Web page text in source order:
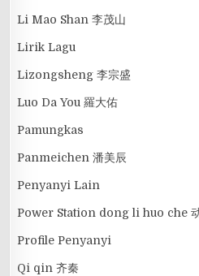
Li Mao Shan 李茂山
Lirik Lagu
Lizongsheng 李宗盛
Luo Da You 羅大佑
Pamungkas
Panmeichen 潘美辰
Penyanyi Lain
Power Station dong li huo che
Profile Penyanyi
Qi qin 齐秦